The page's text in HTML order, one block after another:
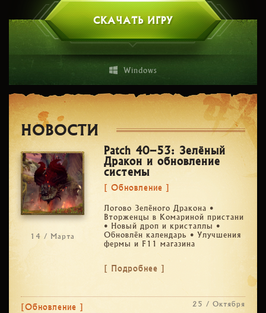
СКАЧАТЬ ИГРУ
Windows
НОВОСТИ
14 / Марта
Patch 40–53: Зелёный
Дракон и обновление
системы
[ Обновление ]
Логово Зелёного Дракона •
Вторженцы в Комариной пристани
• Новый дроп и кристаллы •
Обновлён календарь • Улучшения
фермы и F11 магазина
[ Подробнее ]
[Обновление ]
25 / Октября